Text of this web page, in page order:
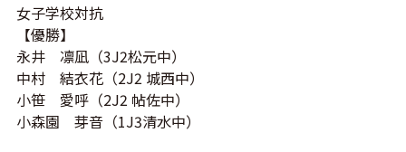
女子学校対抗
【優勝】
永井 凛凪（3J2松元中）
中村 結衣花（2J2 城西中）
小笹 愛呼（2J2 帖佐中）
小森園 芽音（1J3清水中）